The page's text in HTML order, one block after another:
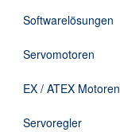
Informationen
Downloads
Kontakt
Softwarelösungen
Servomotoren
EX / ATEX Motoren
Servoregler